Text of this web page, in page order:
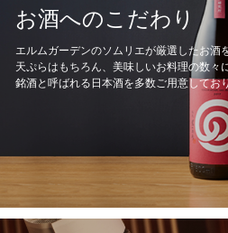
お酒へのこだわり
エルムガーデンのソムリエが厳選したお酒
天ぷらはもちろん、美味しいお料理の数々
銘酒と呼ばれる日本酒を多数ご用意してお